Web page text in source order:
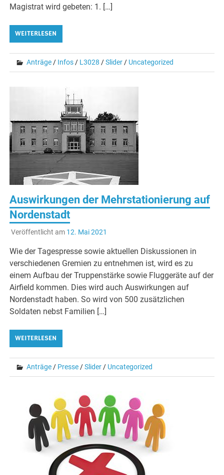
Magistrat wird gebeten: 1. […]
WEITERLESEN
Anträge / Infos / L3028 /Slider / Uncategorized
Auswirkungen der Mehrstationierung auf
Nordenstadt
Veröffentlicht am 12. Mai 2021
Wie der Tagespresse sowie aktuellen Diskussionen in
verschiedenen Gremien zu entnehmen ist, wird es zu
einem Aufbau der Truppenstärke sowie Fluggeräte auf der
Airfield kommen. Dies wird auch Auswirkungen auf
Nordenstadt haben. So wird von 500 zusätzlichen
Soldaten nebst Familien […]
WEITERLESEN
Anträge/ Presse/Slider/ Uncategorized